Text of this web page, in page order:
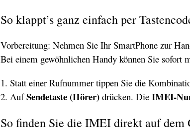
So klappt’s ganz einfach per
Vorbereitung: Nehmen Sie Ihr SmartPhone zur
Bei einem gewöhnlichen Handy können Sie sofort
1. Statt einer Rufnummer tippen Sie die
2. AufSendetaste (Hörer) drücken. Die IMEI-
So finden Sie die IMEI direkt auf dem